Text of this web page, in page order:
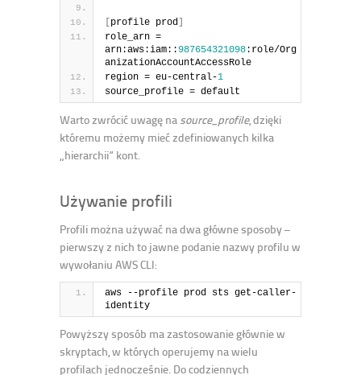
[profile prod]
role_arn =
arn:aws:iam::987654321098:role/Org
anizationAccountAccessRole
region = eu-central-1
source_profile = default
Warto zwrócić uwagę na source_profile, dzięki
któremu możemy mieć zdefiniowanych kilka
„hierarchii” kont.
Używanie profili
Profili można używać na dwa główne sposoby –
pierwszy z nich to jawne podanie nazwy profilu w
wywołaniu AWS CLI:
aws --profile prod sts get-caller-
identity
Powyższy sposób ma zastosowanie głównie w
skryptach, w których operujemy na wielu
profilach jednocześnie. Do codziennych